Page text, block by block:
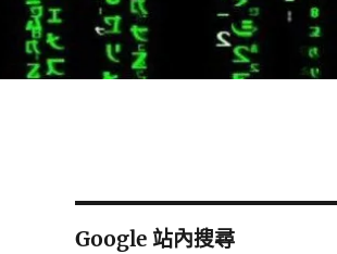
Google 站內搜尋